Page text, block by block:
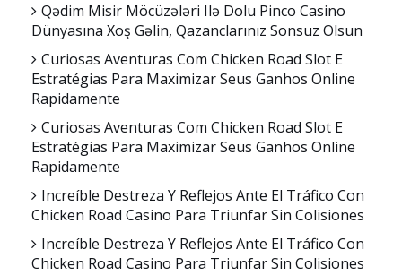
Qədim Misir Möcüzələri Ilə Dolu Pinco Casino
Dünyasına Xoş Gəlin, Qazanclarınız Sonsuz Olsun
Curiosas Aventuras Com Chicken Road Slot E
Estratégias Para Maximizar Seus Ganhos Online
Rapidamente
Curiosas Aventuras Com Chicken Road Slot E
Estratégias Para Maximizar Seus Ganhos Online
Rapidamente
Increíble Destreza Y Reflejos Ante El Tráfico Con
Chicken Road Casino Para Triunfar Sin Colisiones
Increíble Destreza Y Reflejos Ante El Tráfico Con
Chicken Road Casino Para Triunfar Sin Colisiones